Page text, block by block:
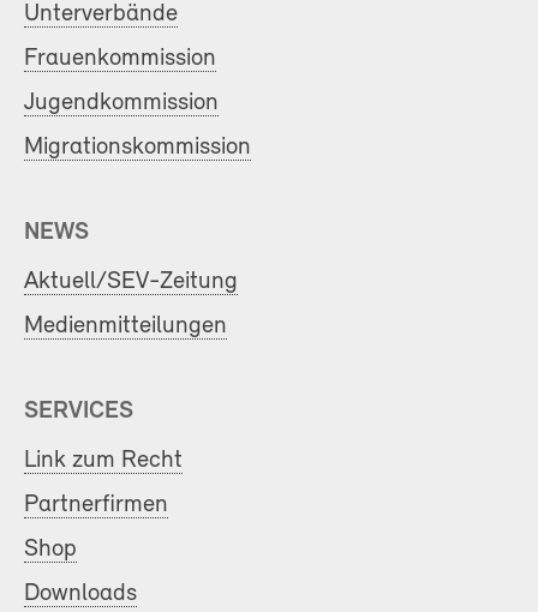
Unterverbände
Frauenkommission
Jugendkommission
Migrationskommission
NEWS
Aktuell/SEV-Zeitung
Medienmitteilungen
SERVICES
Link zum Recht
Partnerfirmen
Shop
Downloads